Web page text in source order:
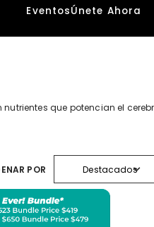
EventosÚnete Ahora
que potencian el
POR Destacados
expand_more